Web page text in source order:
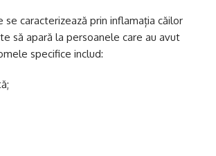
se caracterizează prin inflamația căilor
să apară la persoanele care au avut
specifice includ: